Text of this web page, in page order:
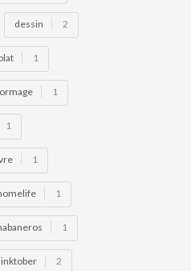
dessin 2
1
1
1
1
1
1
inktober 2